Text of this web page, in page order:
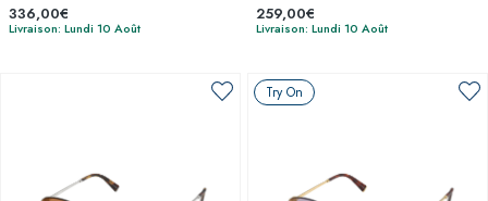
336,00€
Livraison: Lundi 10 Août
259,00€
Livraison: Lundi 10 Août
Try On